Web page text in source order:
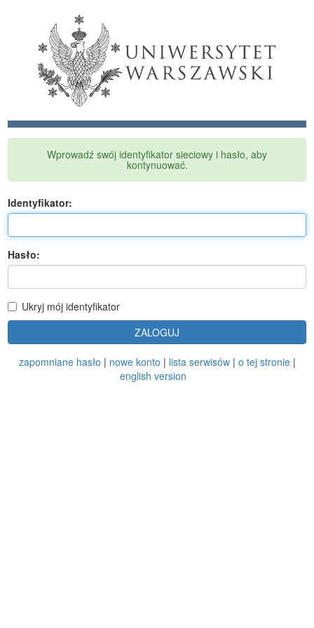
Wprowadź swój identyfikator sieciowy i hasło, aby
kontynuować.
Identyfikator:
Hasło:
Ukryj mój identyfikator
ZALOGUJ
zapomniane hasło | nowe konto | lista serwisów| o tej stronie|
english version